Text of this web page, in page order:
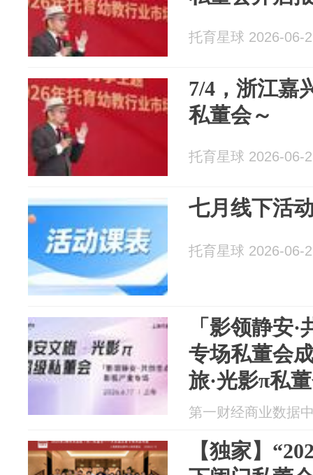
托育星球 2026-06-
7/4，浙江嘉
私董会～
托育星球 2026-06-
七月线下活
托育星球 2026-06-
「影领静安
专场私董会
旅·光影π私
第一财经商业数据
【独家】